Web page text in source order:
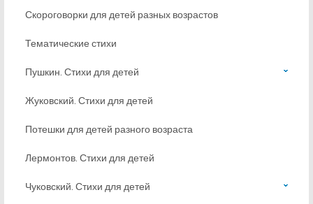
Скороговорки для детей разных возрастов
Тематические стихи
Пушкин. Стихи для детей
Жуковский. Стихи для детей
Потешки для детей разного возраста
Лермонтов. Стихи для детей
Чуковский. Стихи для детей